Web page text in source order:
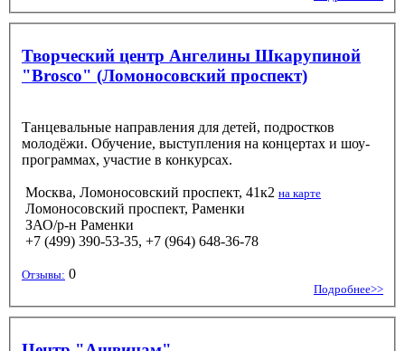
Творческий центр Ангелины Шкарупиной
"Brosco" (Ломоносовский проспект)
Танцевальные направления для детей, подростков
молодёжи. Обучение, выступления на концертах и шоу-
программах, участие в конкурсах.
Москва, Ломоносовский проспект, 41к2 на карте
Ломоносовский проспект, Раменки
ЗАО/р-н Раменки
+7 (499) 390-53-35, +7 (964) 648-36-78
Отзывы: 0
Подробнее>>